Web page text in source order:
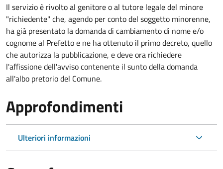
Il servizio è rivolto al genitore o al tutore legale del minore
"richiedente" che, agendo per conto del soggetto minorenne,
ha già presentato la domanda di cambiamento di nome e/o
cognome al Prefetto e ne ha ottenuto il primo decreto, quello
che autorizza la pubblicazione, e deve ora richiedere
l'affissione dell'avviso contenente il sunto della domanda
all'albo pretorio del Comune.
Approfondimenti
Ulteriori informazioni